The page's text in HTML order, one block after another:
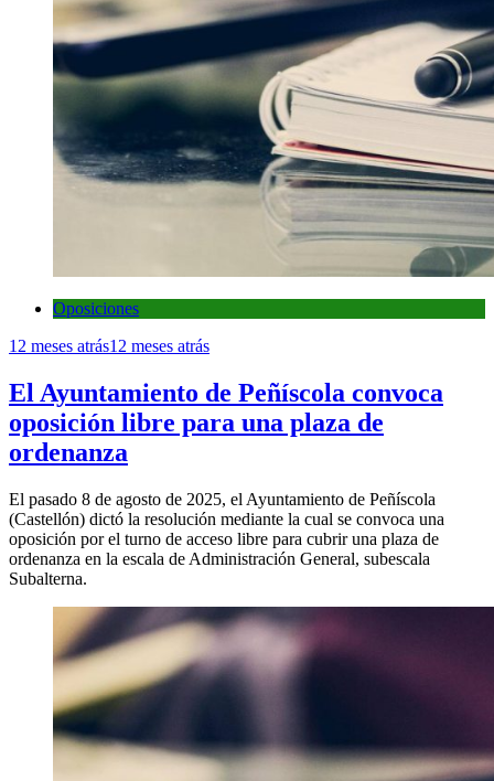
Oposiciones
12 meses atrás12 meses atrás
El Ayuntamiento de Peñíscola convoca
oposición libre para una plaza de
ordenanza
El pasado 8 de agosto de 2025, el Ayuntamiento de Peñíscola
(Castellón) dictó la resolución mediante la cual se convoca una
oposición por el turno de acceso libre para cubrir una plaza de
ordenanza en la escala de Administración General, subescala
Subalterna.